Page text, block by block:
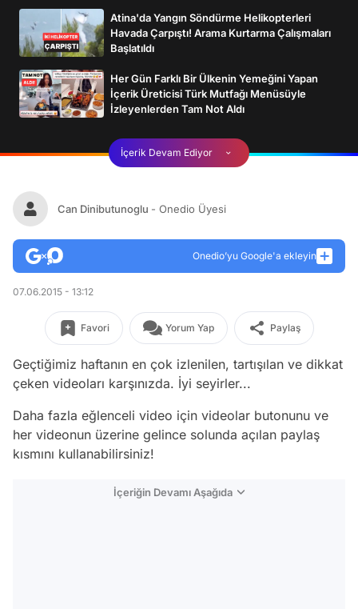
Atina'da Yangın Söndürme Helikopterleri
Havada Çarpıştı! Arama Kurtarma Çalışmaları
Başlatıldı
Her Gün Farklı Bir Ülkenin Yemeğini Yapan
İçerik Üreticisi Türk Mutfağı Menüsüyle
İzleyenlerden Tam Not Aldı
İçerik Devam Ediyor
Can Dinibutunoglu - Onedio Üyesi
Onedio’yu Google'a ekleyin
07.06.2015 - 13:12
Favori Yorum Yap Paylaş
Geçtiğimiz haftanın en çok izlenilen, tartışılan ve dikkat
çeken videoları karşınızda. İyi seyirler...
Daha fazla eğlenceli video için videolar butonunu ve
her videonun üzerine gelince solunda açılan paylaş
kısmını kullanabilirsiniz!
İçeriğin Devamı Aşağıda